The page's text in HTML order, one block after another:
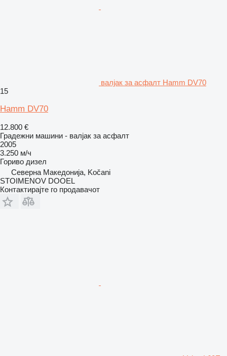
валјак за асфалт Hamm DV70
15
Hamm DV70
12.800 €
Градежни машини - валјак за асфалт
2005
3.250 м/ч
Гориво дизел
Северна Македонија, Kočani
STOIMENOV DOOEL
Контактирајте го продавачот